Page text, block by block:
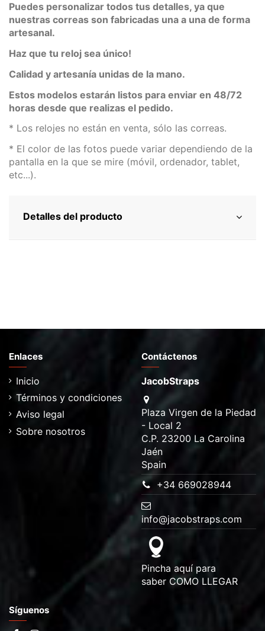
Puedes personalizar todos tus detalles, ya que
nuestras correas son fabricadas una a una de forma
artesanal.
Haz que tu reloj sea único!
Calidad y artesanía unidas de la mano.
Estos modelos estarán listos para enviar en 48/72
horas desde que realizas el pedido.
* Los relojes no están en venta, sólo las correas.
* El color de las fotos puede variar dependiendo de la
pantalla en la que se mire (móvil, ordenador, tablet,
etc...).
Detalles del producto
Enlaces
Inicio
Términos y condiciones
Aviso legal
Sobre nosotros
Contáctenos
JacobStraps
Plaza Virgen de la Piedad
- Local 2
C.P. 23200 La Carolina
Jaén
Spain
+34 669028944
info@jacobstraps.com
Pincha aquí para
saber COMO LLEGAR
Síguenos